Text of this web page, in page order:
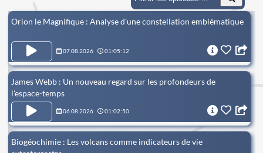
Orion le Magnifique : Analyse d'une constellation emblématique
07.08.2026 01:05:12
James Webb : Un nouveau regard sur les profondeurs de
l'espace-temps
06.08.2026 01:02:50
Biogéochimie : Les volcans comme indicateurs de vie